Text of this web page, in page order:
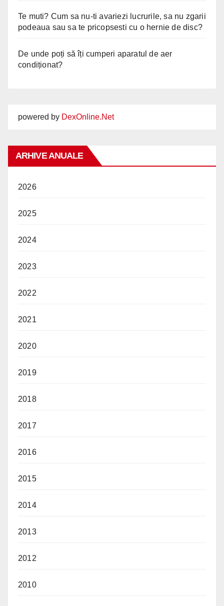
Te muti? Cum sa nu-ti avariezi lucrurile, sa nu zgarii
podeaua sau sa te pricopsesti cu o hernie de disc?
De unde poți să îți cumperi aparatul de aer
condiționat?
powered by DexOnline.Net
ARHIVE ANUALE
2026
2025
2024
2023
2022
2021
2020
2019
2018
2017
2016
2015
2014
2013
2012
2010